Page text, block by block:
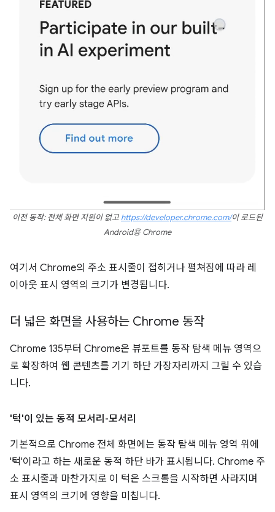
이전 동작: 전체 화면 지원이 없고 https://developer.chrome.com/이 로드된
Android용 Chrome
여기서 Chrome의 주소 표시줄이 접히거나 펼쳐짐에 따라 레
이아웃 표시 영역의 크기가 변경됩니다.
더 넓은 화면을 사용하는 Chrome 동작
Chrome 135부터 Chrome은 뷰포트를 동작 탐색 메뉴 영역으
로 확장하여 웹 콘텐츠를 기기 하단 가장자리까지 그릴 수 있습
니다.
'턱'이 있는 동적 모서리-모서리
기본적으로 Chrome 전체 화면에는 동작 탐색 메뉴 영역 위에
'턱'이라고 하는 새로운 동적 하단 바가 표시됩니다. Chrome 주
소 표시줄과 마찬가지로 이 턱은 스크롤을 시작하면 사라지며
표시 영역의 크기에 영향을 미칩니다.